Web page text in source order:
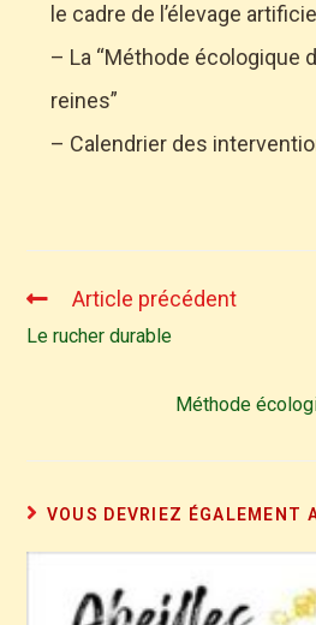
le cadre de l’élevage artificiel
– La “Méthode écologique
reines”
– Calendrier des
Article précédent
Le rucher durable
Méthode
VOUS DEVRIEZ ÉGALEMENT